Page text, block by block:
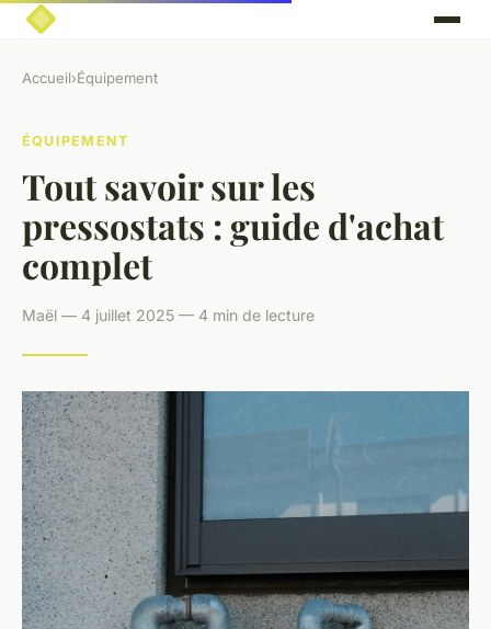
Accueil›Équipement
ÉQUIPEMENT
Tout savoir sur les
pressostats : guide d'achat
complet
Maël — 4 juillet 2025 — 4 min de lecture